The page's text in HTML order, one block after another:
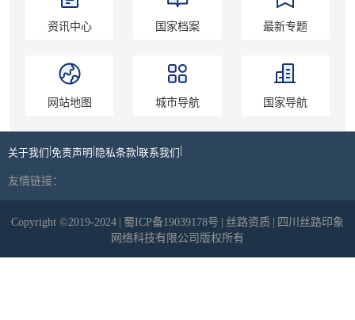
资讯中心 国家档案 最新专题
网站地图 城市导航 国家导航
关于我们 |免责声明 | 隐私条款|联系我们 |
友情链接：
Copyright ©2019-2024 | 蜀ICP备19039178号 | 丝路资质 | 四川丝路印象
网络科技有限公司版权所有